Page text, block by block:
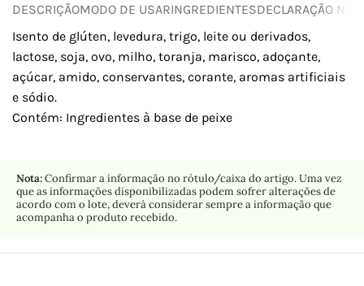
DESCRIÇÃOMODO DE USARINGREDIENTESDECLARAÇÃO
Isento de glúten, levedura, trigo, leite ou derivados,
lactose, soja, ovo, milho, toranja, marisco, adoçante,
açúcar, amido, conservantes, corante, aromas artificiais
e sódio.
Contém: Ingredientes à base de peixe
Nota:Confirmar a informação no rótulo/caixa do artigo. Uma vez
que as informações disponibilizadas podem sofrer alterações de
acordo com o lote, deverá considerar sempre a informação que
acompanha o produto recebido.